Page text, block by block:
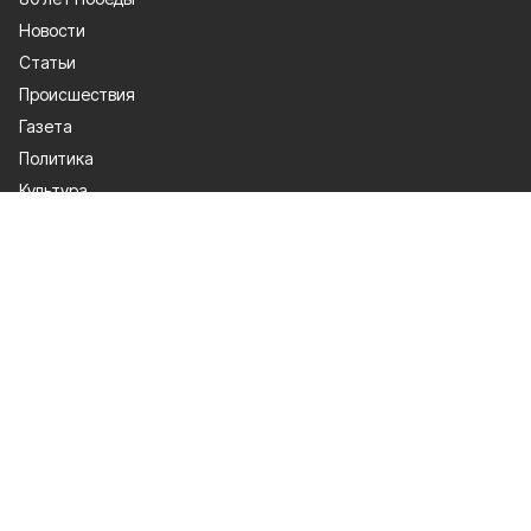
Новости
Статьи
Происшествия
Газета
Политика
Культура